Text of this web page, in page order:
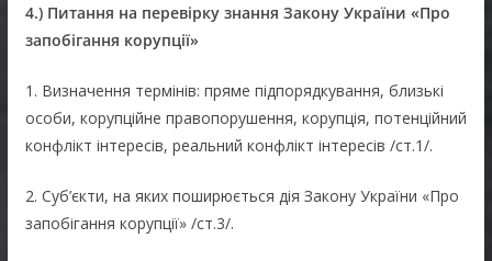
4.) Питання на перевірку знання Закону України «Про
запобігання корупції»
1. Визначення термінів: пряме підпорядкування, близькі
особи, корупційне правопорушення, корупція, потенційний
конфлікт інтересів, реальний конфлікт інтересів /ст.1/.
2. Суб’єкти, на яких поширюється дія Закону України «Про
запобігання корупції» /ст.3/.